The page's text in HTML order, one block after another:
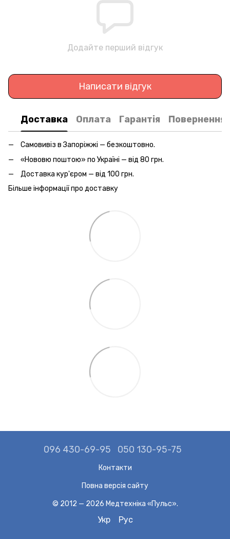
Додайте перший відгук
Написати відгук
Доставка Оплата Гарантія Повернення
Самовивіз в Запоріжжі — безкоштовно.
«Нововю поштою» по Україні — від 80 грн.
Доставка кур'єром — від 100 грн.
Більше інформації про доставку
096 430-69-95 050 130-95-75
Контакти
Повна версія сайту
© 2012 — 2026 Медтехніка «Пульс».
Укр Рус